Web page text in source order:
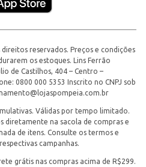
reservados. Preços e condições
os estoques. Lins Ferrão
de Castilhos, 404 – Centro –
0800 000 5353 Inscrito no CNPJ sob
Válidas por tempo limitado.
diretamente na sacola de compras e
de itens. Consulte os termos e
campanhas.
grátis nas compras acima de R$299.